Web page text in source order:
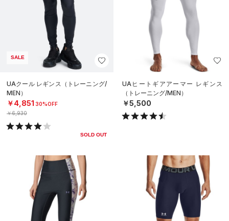
SALE
UAクール レギンス（トレーニング/
MEN）
￥4,851 30%OFF
￥6,930
SOLD OUT
UAヒートギアアーマー レギンス
（トレーニング/MEN）
￥5,500